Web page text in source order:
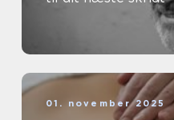
01. november 2025